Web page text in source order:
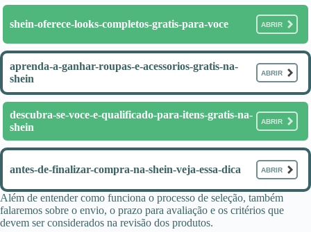
shein-oferece-looks-completos-gratis-para-voce ABRIR
aprenda-a-ganhar-roupas-e-acessorios-gratis-na-
shein
ABRIR
descubra-se-voce-e-qualificado-para-itens-gratis-na-
shein
ABRIR
antes-de-finalizar-compra-na-shein-veja-essa-dica ABRIR
Além de entender como funciona o processo de seleção, também
falaremos sobre o envio, o prazo para avaliação e os critérios que
devem ser considerados na revisão dos produtos.